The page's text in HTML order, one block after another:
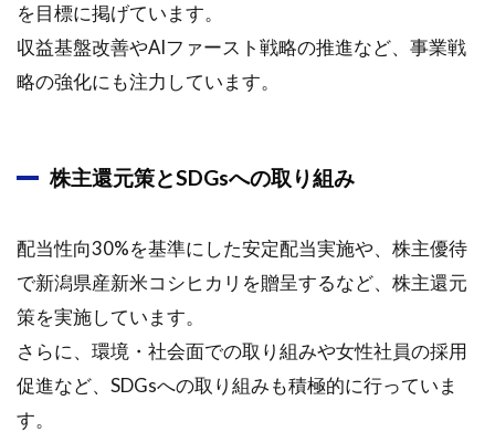
を目標に掲げています。
収益基盤改善やAIファースト戦略の推進など、事業戦
略の強化にも注力しています。
株主還元策とSDGsへの取り組み
配当性向30%を基準にした安定配当実施や、株主優待
で新潟県産新米コシヒカリを贈呈するなど、株主還元
策を実施しています。
さらに、環境・社会面での取り組みや女性社員の採用
促進など、SDGsへの取り組みも積極的に行っていま
す。